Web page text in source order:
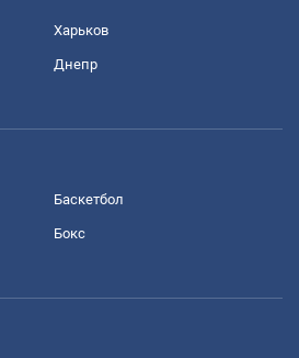
Харьков
Днепр
Баскетбол
Бокс